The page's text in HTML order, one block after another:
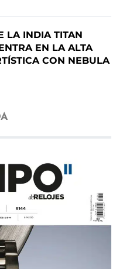
LA INDIA TITAN
EN LA ALTA
CON NEBULA